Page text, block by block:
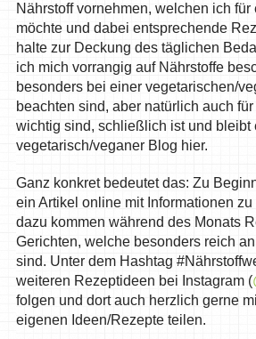
Nährstoff vornehmen, welchen ich
möchte und dabei entsprechende
halte zur Deckung des täglichen
ich mich vorrangig auf Nährstoffe
besonders bei einer vegetarischen/
beachten sind, aber natürlich auch
wichtig sind, schließlich ist und bleibt
vegetarisch/veganer Blog hier.
Ganz konkret bedeutet das: Zu
ein Artikel online mit Informationen
dazu kommen während des Monats
Gerichten, welche besonders reich
sind. Unter dem Hashtag
weiteren Rezeptideen bei Instagram (
folgen und dort auch herzlich gerne
eigenen Ideen/Rezepte teilen.